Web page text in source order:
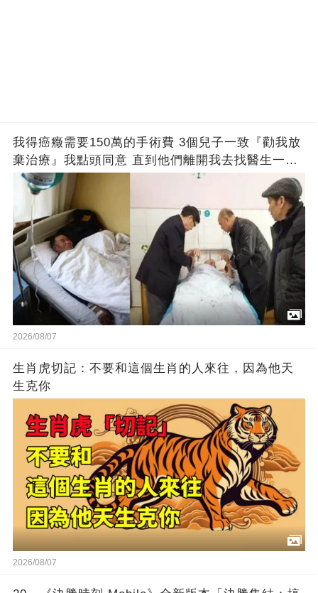
我得癌癥需要150萬的手術費 3個兒子一致『勸我放
棄治療』我點頭同意 直到他們離開我去找醫生一問
愣了....
2026/08/07
生肖虎切記：不要和這個生肖的人來往，因為他天
生克你
2026/08/07